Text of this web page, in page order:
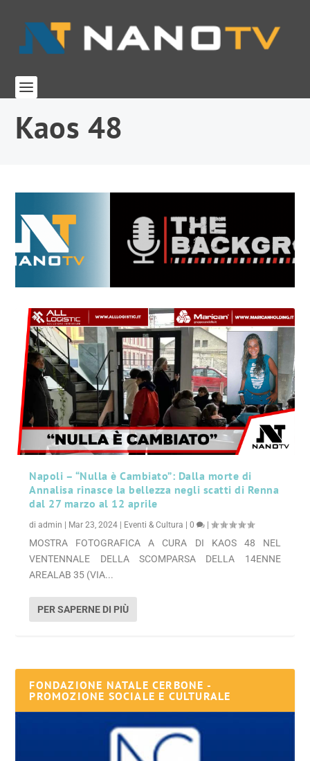
Kaos 48
Napoli – “Nulla è Cambiato”: Dalla morte di
Annalisa rinasce la bellezza negli scatti di Renna
dal 27 marzo al 12 aprile
diadmin Mar 23, 2024 Eventi & Cultura |0 |
MOSTRA FOTOGRAFICA A CURA DI KAOS 48 NEL
VENTENNALE DELLA SCOMPARSA DELLA 14ENNE
AREALAB 35 (VIA...
PER SAPERNE DI PIÙ
FONDAZIONE NATALE CERBONE -
PROMOZIONE SOCIALE E CULTURALE